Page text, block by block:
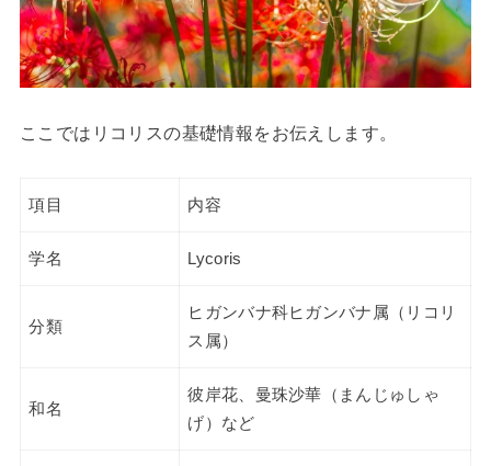
ここではリコリスの基礎情報をお伝えします。
項目 内容
学名 Lycoris
分類
ヒガンバナ科ヒガンバナ属（リコリ
ス属）
和名
彼岸花、曼珠沙華（まんじゅしゃ
げ）など